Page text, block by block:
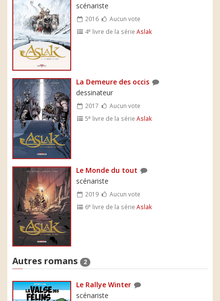
scénariste
2016
Aucun vote
4e livre de la sérieAslak
La Demeure des occis
dessinateur
2017
Aucun vote
5e livre de la sérieAslak
Le Monde du tout
scénariste
2019
Aucun vote
6e livre de la sérieAslak
Autres romans 2
Le Rallye Winter
scénariste